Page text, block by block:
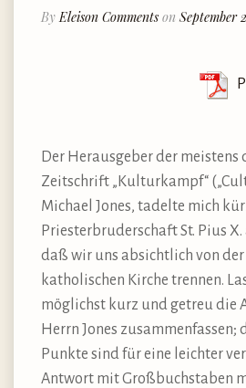
By Eleison Comments on September
Der Herausgeber der meistens
Zeitschrift „Kulturkampf“
Michael Jones, tadelte mich
Priesterbruderschaft St. Pius X.
daß wir uns absichtlich von
katholischen Kirche trennen.
möglichst kurz und getreu die
Herrn Jones zusammenfassen;
Punkte sind für eine leichter
Antwort mit Großbuchstaben